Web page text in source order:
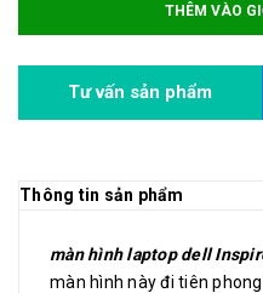
THÊM VÀO
Tư vấn sản phẩm
Thông tin sản phẩm
màn hình laptop dell
màn hình này đi tiên